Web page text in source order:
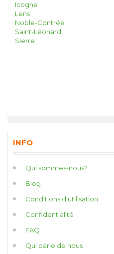
Icogne
Lens
Noble-Contrée
Saint-Léonard
Sierre
INFO
Qui sommes-nous?
Blog
Conditions d'utilisation
Confidentialité
FAQ
Qui parle de nous